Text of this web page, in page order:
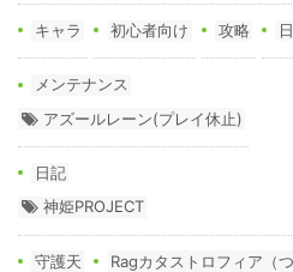
キャラ 初心者向け 攻略
メンテナンス
アズールレーン(プレイ休止)
日記
神姫PROJECT
守護天 Ragカタストロフィア（つ